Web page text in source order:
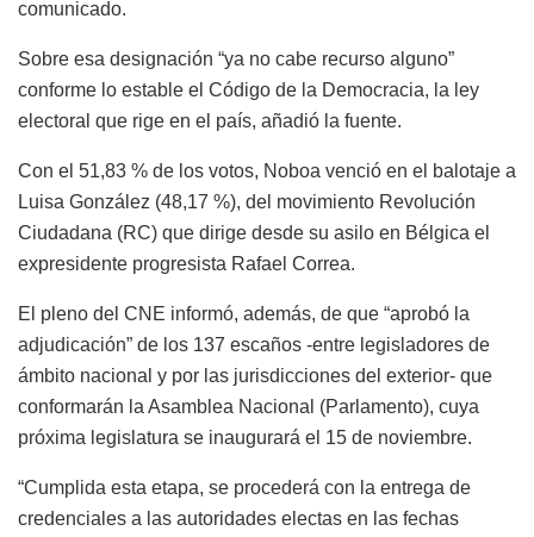
comunicado.
Sobre esa designación “ya no cabe recurso alguno”
conforme lo estable el Código de la Democracia, la ley
electoral que rige en el país, añadió la fuente.
Con el 51,83 % de los votos, Noboa venció en el balotaje a
Luisa González (48,17 %), del movimiento Revolución
Ciudadana (RC) que dirige desde su asilo en Bélgica el
expresidente progresista Rafael Correa.
El pleno del CNE informó, además, de que “aprobó la
adjudicación” de los 137 escaños -entre legisladores de
ámbito nacional y por las jurisdicciones del exterior- que
conformarán la Asamblea Nacional (Parlamento), cuya
próxima legislatura se inaugurará el 15 de noviembre.
“Cumplida esta etapa, se procederá con la entrega de
credenciales a las autoridades electas en las fechas